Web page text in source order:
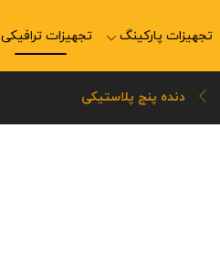
تجهیزات پارکینگ تجهیزات ترافیکی
دنده پنج پلاستیکی